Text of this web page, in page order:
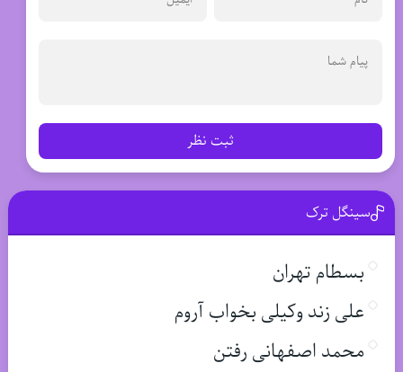
ثبت نظر
سینگل ترک
بسطام تهران
علی زند وکیلی بخواب آروم
محمد اصفهانی رفتن